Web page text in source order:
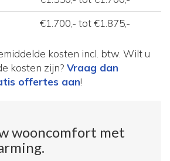
€1.700,- tot €1.875,-
kosten incl. btw. Wilt u
kosten zijn? Vraag dan
offertes aan!
wooncomfort met